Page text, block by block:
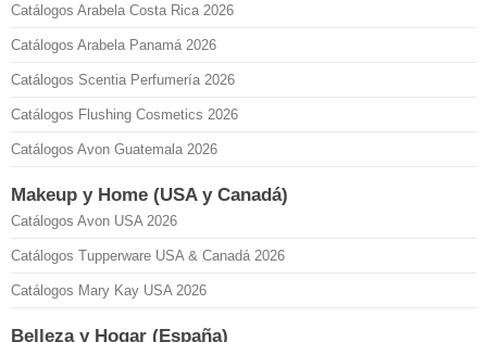
Catálogos Arabela Costa Rica 2026
Catálogos Arabela Panamá 2026
Catálogos Scentia Perfumería 2026
Catálogos Flushing Cosmetics 2026
Catálogos Avon Guatemala 2026
Makeup y Home (USA y Canadá)
Catálogos Avon USA 2026
Catálogos Tupperware USA & Canadá 2026
Catálogos Mary Kay USA 2026
Belleza y Hogar (España)